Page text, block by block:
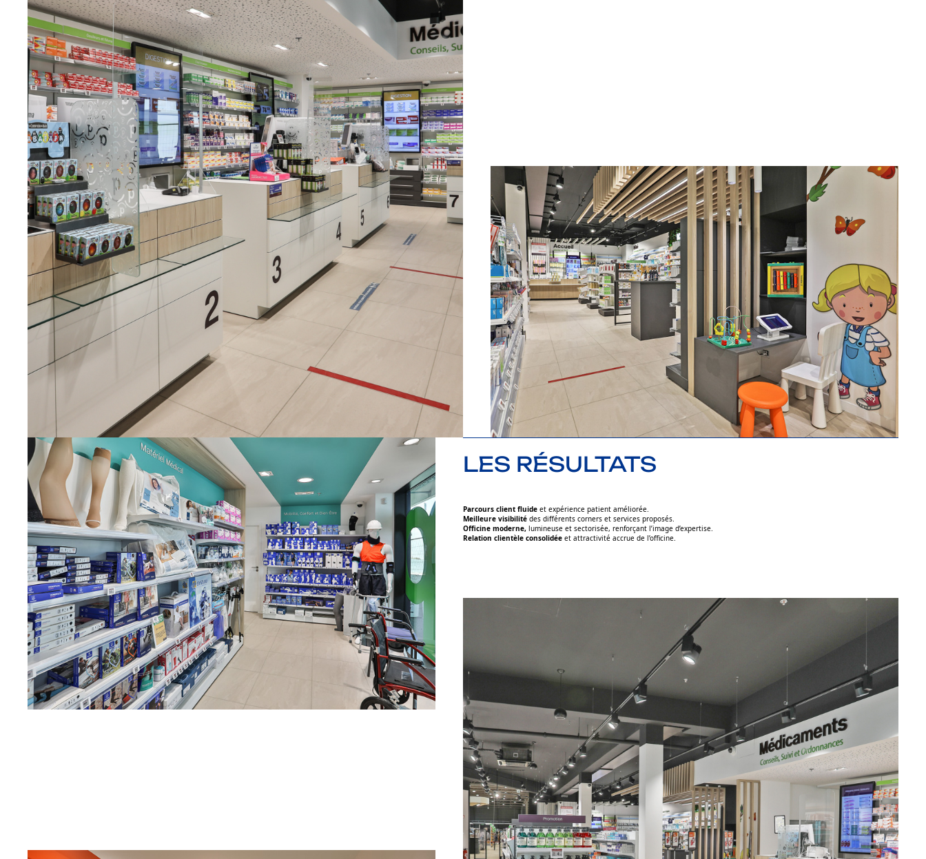
LES RÉSULTATS
Parcours client fluide et expérience patient améliorée.
Meilleure visibilité des différents corners et services proposés.
Officine moderne, lumineuse et sectorisée, renforçant l’image d’expertise.
Relation clientèle consolidée et attractivité accrue de l’officine.